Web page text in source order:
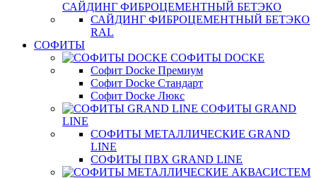
САЙДИНГ ФИБРОЦЕМЕНТНЫЙ БЕТЭКО
САЙДИНГ ФИБРОЦЕМЕНТНЫЙ БЕТЭКО
RAL
СОФИТЫ
СОФИТЫ DOCKE
Софит Docke Премиум
Софит Docke Стандарт
Софит Docke Люкс
СОФИТЫ GRAND
LINE
СОФИТЫ МЕТАЛЛИЧЕСКИЕ GRAND
LINE
СОФИТЫ ПВХ GRAND LINE